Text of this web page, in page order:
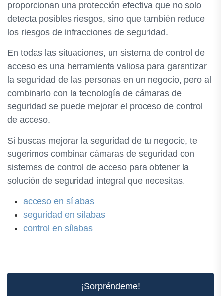
proporcionan una protección efectiva que no solo
detecta posibles riesgos, sino que también reduce
los riesgos de infracciones de seguridad.
En todas las situaciones, un sistema de control de
acceso es una herramienta valiosa para garantizar
la seguridad de las personas en un negocio, pero al
combinarlo con la tecnología de cámaras de
seguridad se puede mejorar el proceso de control
de acceso.
Si buscas mejorar la seguridad de tu negocio, te
sugerimos combinar cámaras de seguridad con
sistemas de control de acceso para obtener la
solución de seguridad integral que necesitas.
acceso en sílabas
seguridad en sílabas
control en sílabas
¡Sorpréndeme!